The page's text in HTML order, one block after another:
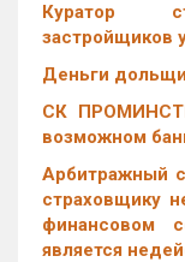
Куратор
застройщиков
Деньги
СК
возможном
Арбитражный
страховщику
финансовом
является